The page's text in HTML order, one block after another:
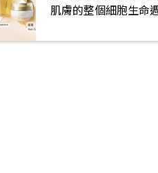
肌膚的整個細胞生命